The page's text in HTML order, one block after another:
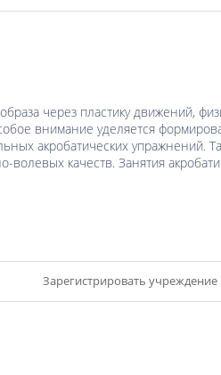
через пластику движений,
внимание уделяется
акробатических упражнений.
качеств. Занятия
Зарегистрировать учреждение